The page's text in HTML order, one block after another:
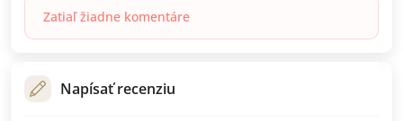
Zatiaľ žiadne komentáre
Napísať recenziu